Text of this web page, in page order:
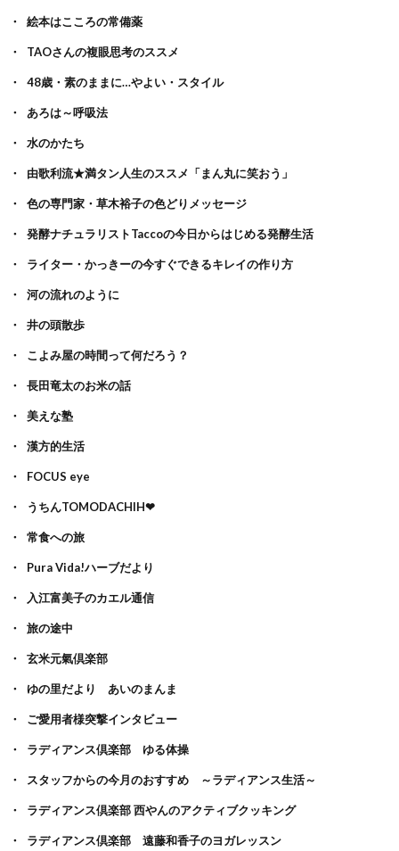
絵本はこころの常備薬
TAOさんの複眼思考のススメ
48歳・素のままに…やよい・スタイル
あろは～呼吸法
水のかたち
由歌利流★満タン人生のススメ「まん丸に笑おう」
色の専門家・草木裕子の色どりメッセージ
発酵ナチュラリストTaccoの今日からはじめる発酵生活
ライター・かっきーの今すぐできるキレイの作り方
河の流れのように
井の頭散歩
こよみ屋の時間って何だろう？
長田竜太のお米の話
美えな塾
漢方的生活
FOCUS eye
うちんTOMODACHIH❤
常食への旅
Pura Vida!ハーブだより
入江富美子のカエル通信
旅の途中
玄米元氣倶楽部
ゆの里だより あいのまんま
ご愛用者様突撃インタビュー
ラディアンス倶楽部 ゆる体操
スタッフからの今月のおすすめ ～ラディアンス生活～
ラディアンス倶楽部 西やんのアクティブクッキング
ラディアンス倶楽部 遠藤和香子のヨガレッスン